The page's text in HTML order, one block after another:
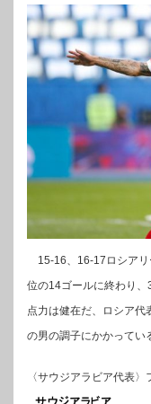
15-16、16-17ロシアリ
位の14ゴールに終わり
点力は健在だ、ロシア代
の男の調子にかかって
〈サウジアラビア代表